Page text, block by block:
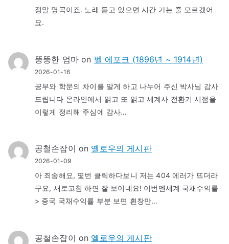
정말 명곡이죠. 노래 듣고 있으면 시간 가는 줄 모르겠어
요.
뚱뚱한 엄마on 벨 에포크 (1896년 ~ 1914년)
2026-01-16
공부와 학문의 차이를 알게 하고 나누어 주신 박사님 감사
드립니다 온라인에서 읽고 또 읽고 세계사 전환기 시점을
이렇게 정리해 주심에 감사…
공철손잡이 on 옐로우의 게시판
2026-01-09
아 죄송해요, 몇번 클릭하다보니 저는 404 에러가 뜨더라
구요, 새로고침 하면 잘 보이네요! 이번엔세계 국채수익률
> 중국 국채수익률 부분 보면 흰창만…
공철손잡이 on 옐로우의 게시판